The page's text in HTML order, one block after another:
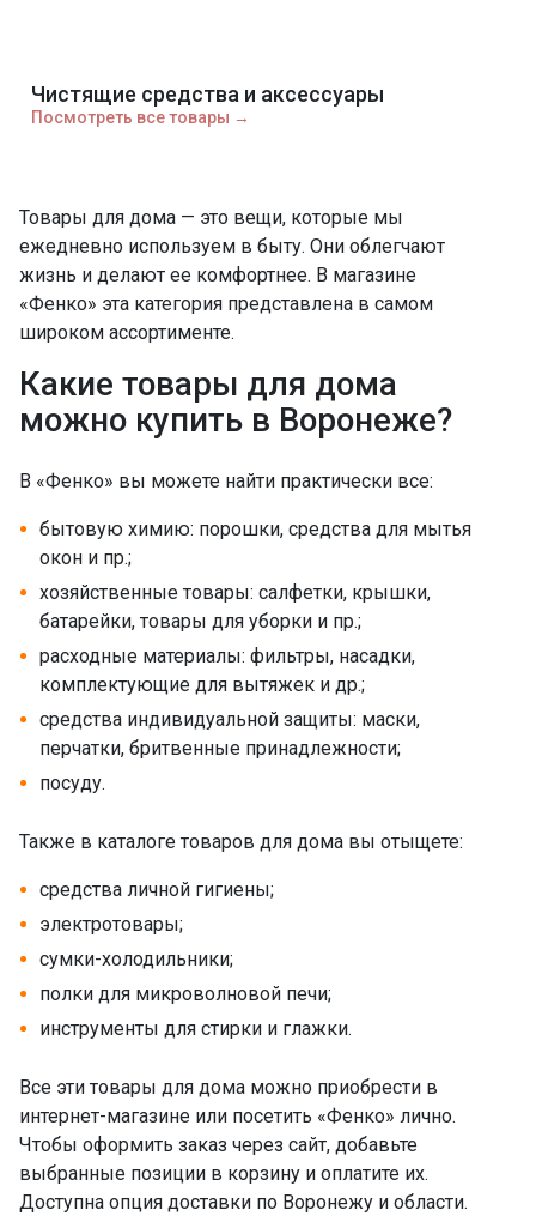
Чистящие средства и аксессуары
Посмотреть все товары →
Товары для дома — это вещи, которые мы
ежедневно используем в быту. Они облегчают
жизнь и делают ее комфортнее. В магазине
«Фенко» эта категория представлена в самом
широком ассортименте.
Какие товары для дома
можно купить в Воронеже?
В «Фенко» вы можете найти практически все:
бытовую химию: порошки, средства для мытья
окон и пр.;
хозяйственные товары: салфетки, крышки,
батарейки, товары для уборки и пр.;
расходные материалы: фильтры, насадки,
комплектующие для вытяжек и др.;
средства индивидуальной защиты: маски,
перчатки, бритвенные принадлежности;
посуду.
Также в каталоге товаров для дома вы отыщете:
средства личной гигиены;
электротовары;
сумки-холодильники;
полки для микроволновой печи;
инструменты для стирки и глажки.
Все эти товары для дома можно приобрести в
интернет-магазине или посетить «Фенко» лично.
Чтобы оформить заказ через сайт, добавьте
выбранные позиции в корзину и оплатите их.
Доступна опция доставки по Воронежу и области.